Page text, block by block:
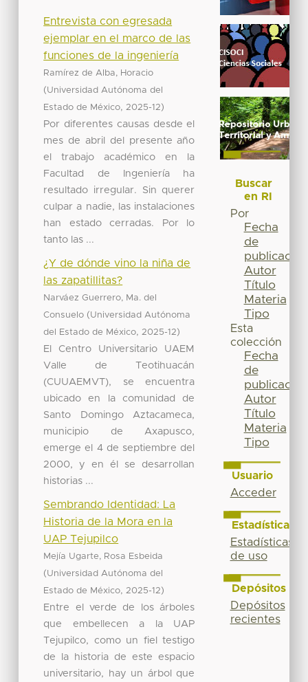
Entrevista con egresada
ejemplar en el marco de las
funciones de la ingeniería
Ramírez de Alba, Horacio
(Universidad Autónoma del
Estado de México, 2025-12)
Por diferentes causas desde el
mes de abril del presente año
el trabajo académico en la
Facultad de Ingeniería ha
resultado irregular. Sin querer
culpar a nadie, las instalaciones
han estado cerradas. Por lo
tanto las ...
¿Y de dónde vino la niña de
las zapatillitas?
Narváez Guerrero, Ma. del
Consuelo (Universidad Autónoma
del Estado de México, 2025-12)
El Centro Universitario UAEM
Valle de Teotihuacán
(CUUAEMVT), se encuentra
ubicado en la comunidad de
Santo Domingo Aztacameca,
municipio de Axapusco,
emerge el 4 de septiembre del
2000, y en él se desarrollan
historias ...
Sembrando Identidad: La
Historia de la Mora en la
UAP Tejupilco
Mejía Ugarte, Rosa Esbeida
(Universidad Autónoma del
Estado de México, 2025-12)
Entre el verde de los árboles
que embellecen a la UAP
Tejupilco, como un fiel testigo
de la historia de este espacio
universitario, hay un árbol que
Buscar
en RI
Por
Fecha
de
publicación
Autor
Título
Materia
Tipo
Esta
colección
Fecha
de
publicación
Autor
Título
Materia
Tipo
Usuario
Acceder
Estadísticas
Estadísticas
de uso
Depósitos
Depósitos
recientes